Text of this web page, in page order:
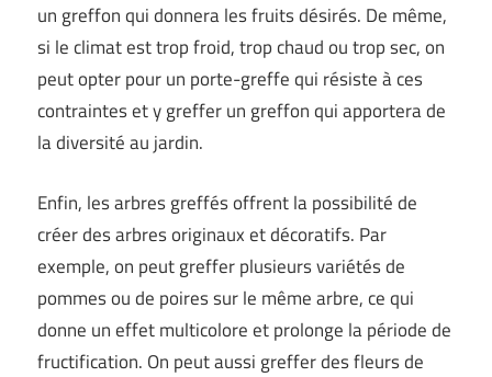
un greffon qui donnera les fruits désirés. De même,
si le climat est trop froid, trop chaud ou trop sec, on
peut opter pour un porte-greffe qui résiste à ces
contraintes et y greffer un greffon qui apportera de
la diversité au jardin.
Enfin, les arbres greffés offrent la possibilité de
créer des arbres originaux et décoratifs. Par
exemple, on peut greffer plusieurs variétés de
pommes ou de poires sur le même arbre, ce qui
donne un effet multicolore et prolonge la période de
fructification. On peut aussi greffer des fleurs de